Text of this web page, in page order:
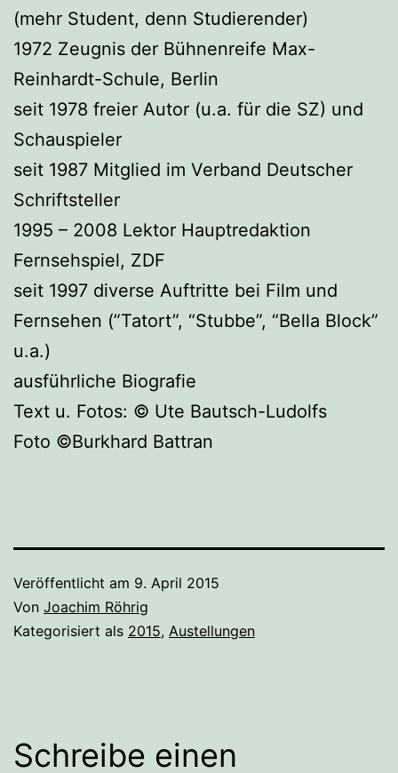
(mehr Student, denn Studierender)
1972 Zeugnis der Bühnenreife Max-
Reinhardt-Schule, Berlin
seit 1978 freier Autor (u.a. für die SZ) und
Schauspieler
seit 1987 Mitglied im Verband Deutscher
Schriftsteller
1995 – 2008 Lektor Hauptredaktion
Fernsehspiel, ZDF
seit 1997 diverse Auftritte bei Film und
Fernsehen (”Tatort”, “Stubbe”, “Bella Block”
u.a.)
ausführliche Biografie
Text u. Fotos: © Ute Bautsch-Ludolfs
Foto ©Burkhard Battran
Veröffentlicht am 9. April 2015
Von Joachim Röhrig
Kategorisiert als 2015, Austellungen
Schreibe einen